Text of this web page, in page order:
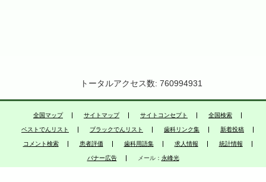
トータルアクセス数: 760994931
全国マップ サイトマップ サイトコンセプト 全国検索
ベストでんリスト ブラックでんリスト 歯科リンク集 新着投稿
コメント検索 患者評価 歯科用語集 求人情報 統計情報
バナー広告 メール： 永峰光